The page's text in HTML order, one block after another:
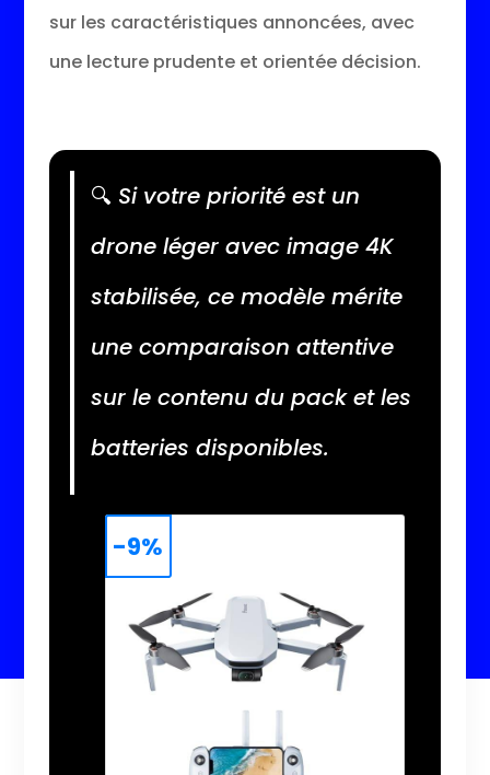
sur les caractéristiques annoncées, avec
une lecture prudente et orientée décision.
🔍 Si votre priorité est un
drone léger avec image 4K
stabilisée, ce modèle mérite
une comparaison attentive
sur le contenu du pack et les
batteries disponibles.
-9%